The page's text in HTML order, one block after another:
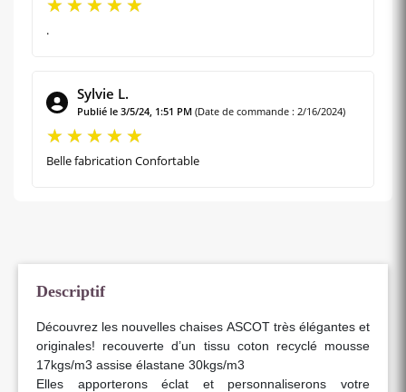
.
Sylvie L.
Publié le 3/5/24, 1:51 PM (Date de commande : 2/16/2024)
Belle fabrication Confortable
Descriptif
Découvrez les nouvelles chaises ASCOT très élégantes et
originales! recouverte d’un tissu coton recyclé mousse
17kgs/m3 assise élastane 30kgs/m3
Elles apporterons éclat et personnaliserons votre